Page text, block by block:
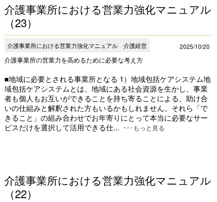
介護事業所における営業力強化マニュアル
（23）
介護事業所における営業力強化マニュアル 介護経営 2025/10/20
介護事業所の営業力を高めるために必要な考え方
■地域に必要とされる事業所となる 1）地域包括ケアシステム地
域包括ケアシステムとは、地域にある社会資源を生かし、事業
者も個人もお互いができることを持ち寄ることによる、助け合
いの仕組みと解釈された方もいるかもしれません。それら「で
きること」の組み合わせでお年寄りにとって本当に必要なサー
ビスだけを選択して活用できる仕... ･･･もっと見る
介護事業所における営業力強化マニュアル
（22）